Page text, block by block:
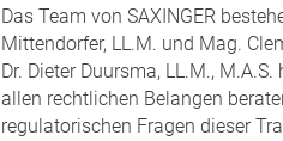
Das Team von SAXINGER
Mittendorfer, LL.M. und Mag.
Dr. Dieter Duursma, LL.M.,
allen rechtlichen Belangen
regulatorischen Fragen dieser